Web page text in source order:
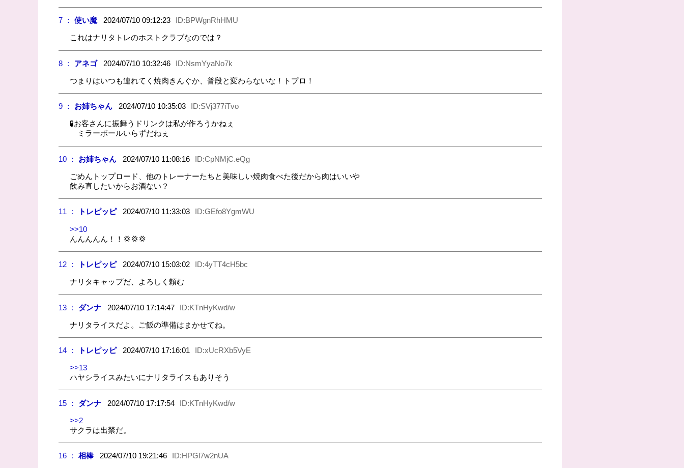
7 ： 使い魔2024/07/10 09:12:23 ID:BPWgnRhHMU
これはナリタトレのホストクラブなのでは？
8 ： アネゴ2024/07/10 10:32:46 ID:NsmYyaNo7k
つまりはいつも連れてく焼肉きんぐか、普段と変わらないな！トプロ！
9 ： お姉ちゃん2024/07/10 10:35:03 ID:SVj377iTvo
🧪お客さんに振舞うドリンクは私が作ろうかねぇ
ミラーボールいらずだねぇ
10 ： お姉ちゃん2024/07/10 11:08:16 ID:CpNMjC.eQg
ごめんトップロード、他のトレーナーたちと美味しい焼肉食べた後だから肉はいいや
飲み直したいからお酒ない？
11 ： トレピッピ2024/07/10 11:33:03 ID:GEfo8YgmWU
>>10
んんんんん！！💢💢💢
12 ： トレピッピ2024/07/10 15:03:02 ID:4yTT4cH5bc
ナリタキャップだ、よろしく頼む
13 ： ダンナ2024/07/10 17:14:47 ID:KTnHyKwd/w
ナリタライスだよ。ご飯の準備はまかせてね。
14 ： トレピッピ2024/07/10 17:16:01 ID:xUcRXb5VyE
>>13
ハヤシライスみたいにナリタライスもありそう
15 ： ダンナ2024/07/10 17:17:54 ID:KTnHyKwd/w
>>2
サクラは出禁だ。
16 ： 相棒2024/07/10 19:21:46 ID:HPGl7w2nUA